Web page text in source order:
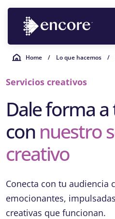
Home / Lo que hacemos /
Servicios creativos
Dale forma
con nuestro
creativo
Conecta con tu audiencia
emocionantes,
creativas que funcionan.